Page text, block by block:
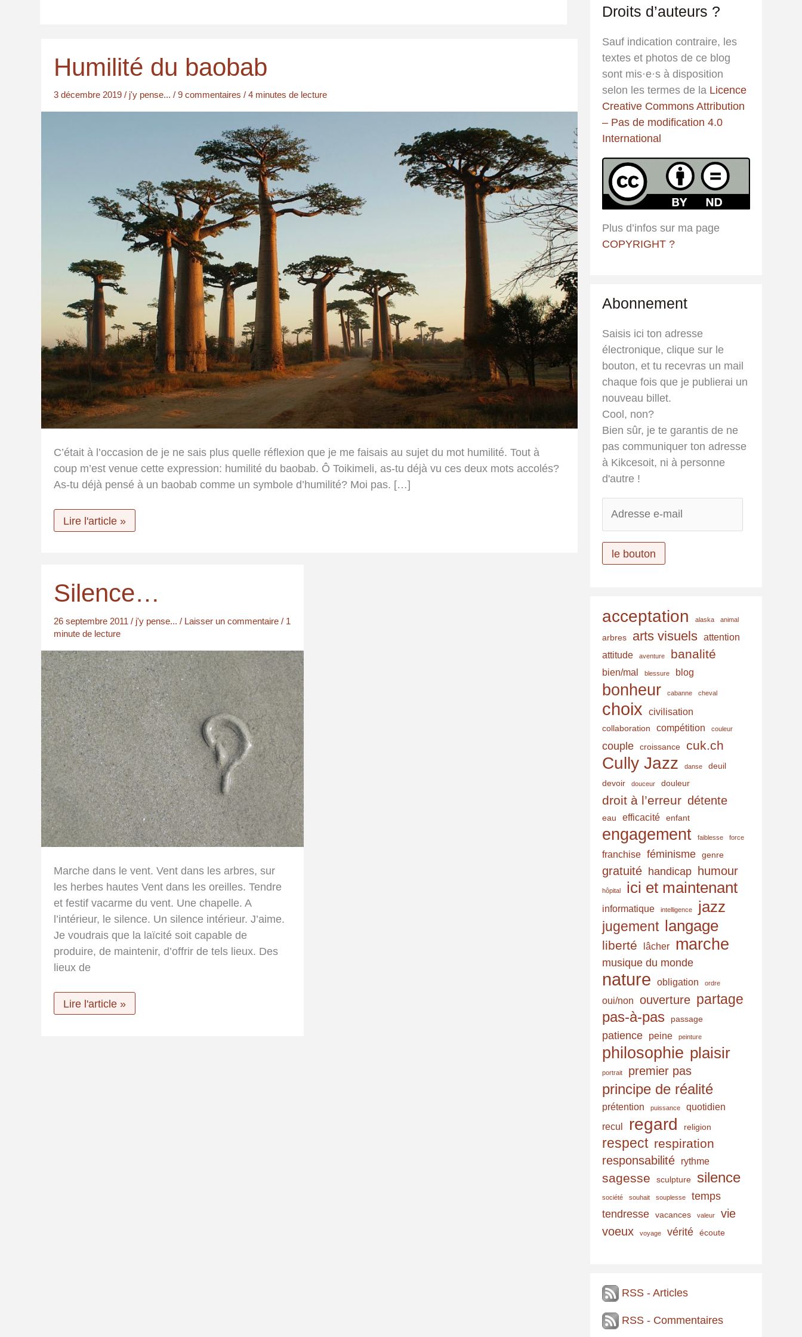
Humilité du baobab
3 décembre 2019 / j'y pense... / 9 commentaires / 4 minutes de lecture
C’était à l’occasion de je ne sais plus quelle réflexion que je me faisais au sujet du mot humilité. Tout à
coup m’est venue cette expression: humilité du baobab. Ô Toikimeli, as-tu déjà vu ces deux mots accolés?
As-tu déjà pensé à un baobab comme un symbole d’humilité? Moi pas. […]
Humilité
du
Lire l'article »
Silence…
26 septembre 2011 / j'y pense... / Laisser un commentaire / 1
minute de lecture
Marche dans le vent. Vent dans les arbres, sur
les herbes hautes Vent dans les oreilles. Tendre
et festif vacarme du vent. Une chapelle. A
l’intérieur, le silence. Un silence intérieur. J’aime.
Je voudrais que la laïcité soit capable de
produire, de maintenir, d’offrir de tels lieux. Des
lieux de
Silence…
Lire l'article »
e
c
h
e
r
:
Droits d’auteurs ?
Sauf indication contraire, les
textes et photos de ce blog
sont mis·e·s à disposition
selon les termes de la Licence
Creative Commons Attribution
– Pas de modification 4.0
International
Plus d’infos sur ma page
COPYRIGHT ?
Abonnement
Saisis ici ton adresse
électronique, clique sur le
bouton, et tu recevras un mail
chaque fois que je publierai un
nouveau billet.
Cool, non?
Bien sûr, je te garantis de ne
pas communiquer ton adresse
à Kikcesoit, ni à personne
d'autre !
e
-
m
a
i
l
le bouton
acceptation alaska animal
arbres arts visuels attention
attitude
aventure banalité
bien/mal blessure blog
bonheur cabanne cheval
choix civilisation
collaboration compétition couleur
couple croissance cuk.ch
Cully Jazz danse
deuil
devoir
douceur douleur
droit à l’erreur détente
eau efficacité enfant
engagement faiblesse force
franchise féminisme genre
gratuité handicap humour
hôpital ici et maintenant
informatique intelligence jazz
jugement langage
liberté lâcher marche
musique du monde
nature obligation ordre
oui/non ouverture partage
pas-à-pas passage
patience peine peinture
philosophie plaisir
portrait premier pas
principe de réalité
prétention puissance
quotidien
recul
regard religion
respect respiration
responsabilité rythme
sagesse sculpture silence
société souhait souplesse
temps
tendresse
vacances valeur
vie
voeux
voyage vérité écoute
RSS - Articles
RSS - Commentaires